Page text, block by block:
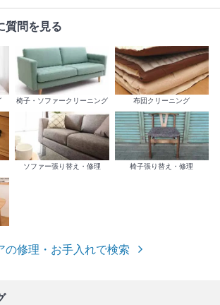
質問を見る
椅子・ソファークリーニング 布団クリーニング
ソファー張り替え・修理 椅子張り替え・修理
の修理・お手入れで検索